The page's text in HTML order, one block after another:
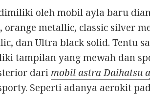
oleh mobil ayla baru
orange metallic, classic silver
dan Ultra black solid. Tentu
tampilan yang mewah dan
dari mobil astra Daihatsu
Seperti adanya aerokit